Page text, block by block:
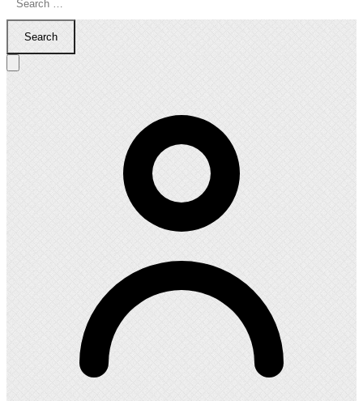
Search